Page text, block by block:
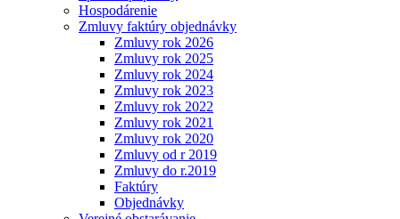
Hospodárenie
Zmluvy faktúry objednávky
Zmluvy rok 2026
Zmluvy rok 2025
Zmluvy rok 2024
Zmluvy rok 2023
Zmluvy rok 2022
Zmluvy rok 2021
Zmluvy rok 2020
Zmluvy od r 2019
Zmluvy do r.2019
Faktúry
Objednávky